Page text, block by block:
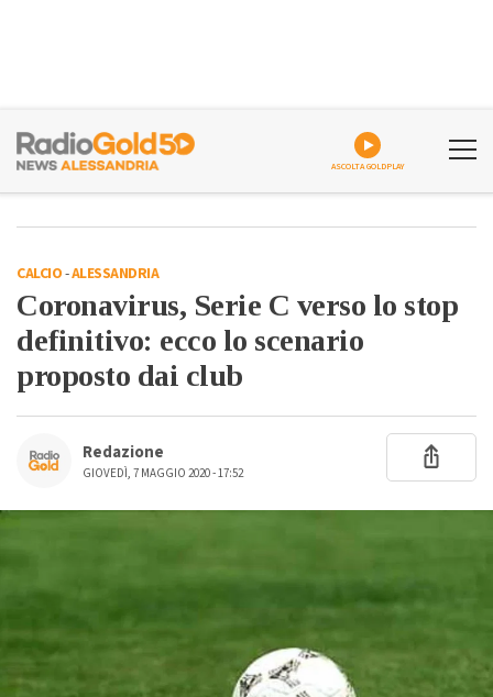
ASCOLTA GOLDPLAY
CALCIO-ALESSANDRIA
Coronavirus, Serie C verso lo stop
definitivo: ecco lo scenario
proposto dai club
Redazione
GIOVEDÌ, 7 MAGGIO 2020 - 17:52